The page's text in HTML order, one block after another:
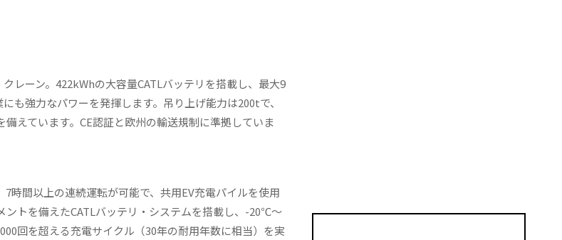
レーン。422kWhの大容量CATLバッテリを搭載し、最大9
も強力なパワーを発揮します。吊り上げ能力は200tで、
えています。CE認証と欧州の輸送規制に準拠していま
時間以上の連続運転が可能で、共用EV充電パイルを使用
トを備えたCATLバッテリ・システムを搭載し、-20℃～
回を超える充電サイクル（30年の耐用年数に相当）を実